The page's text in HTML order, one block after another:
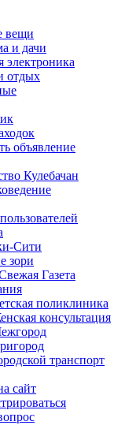
вещи
и дачи
электроника
отдых
объявление
Кулебачан
Сити
зори
Газета
поликлиника
консультация
транспорт
сайт